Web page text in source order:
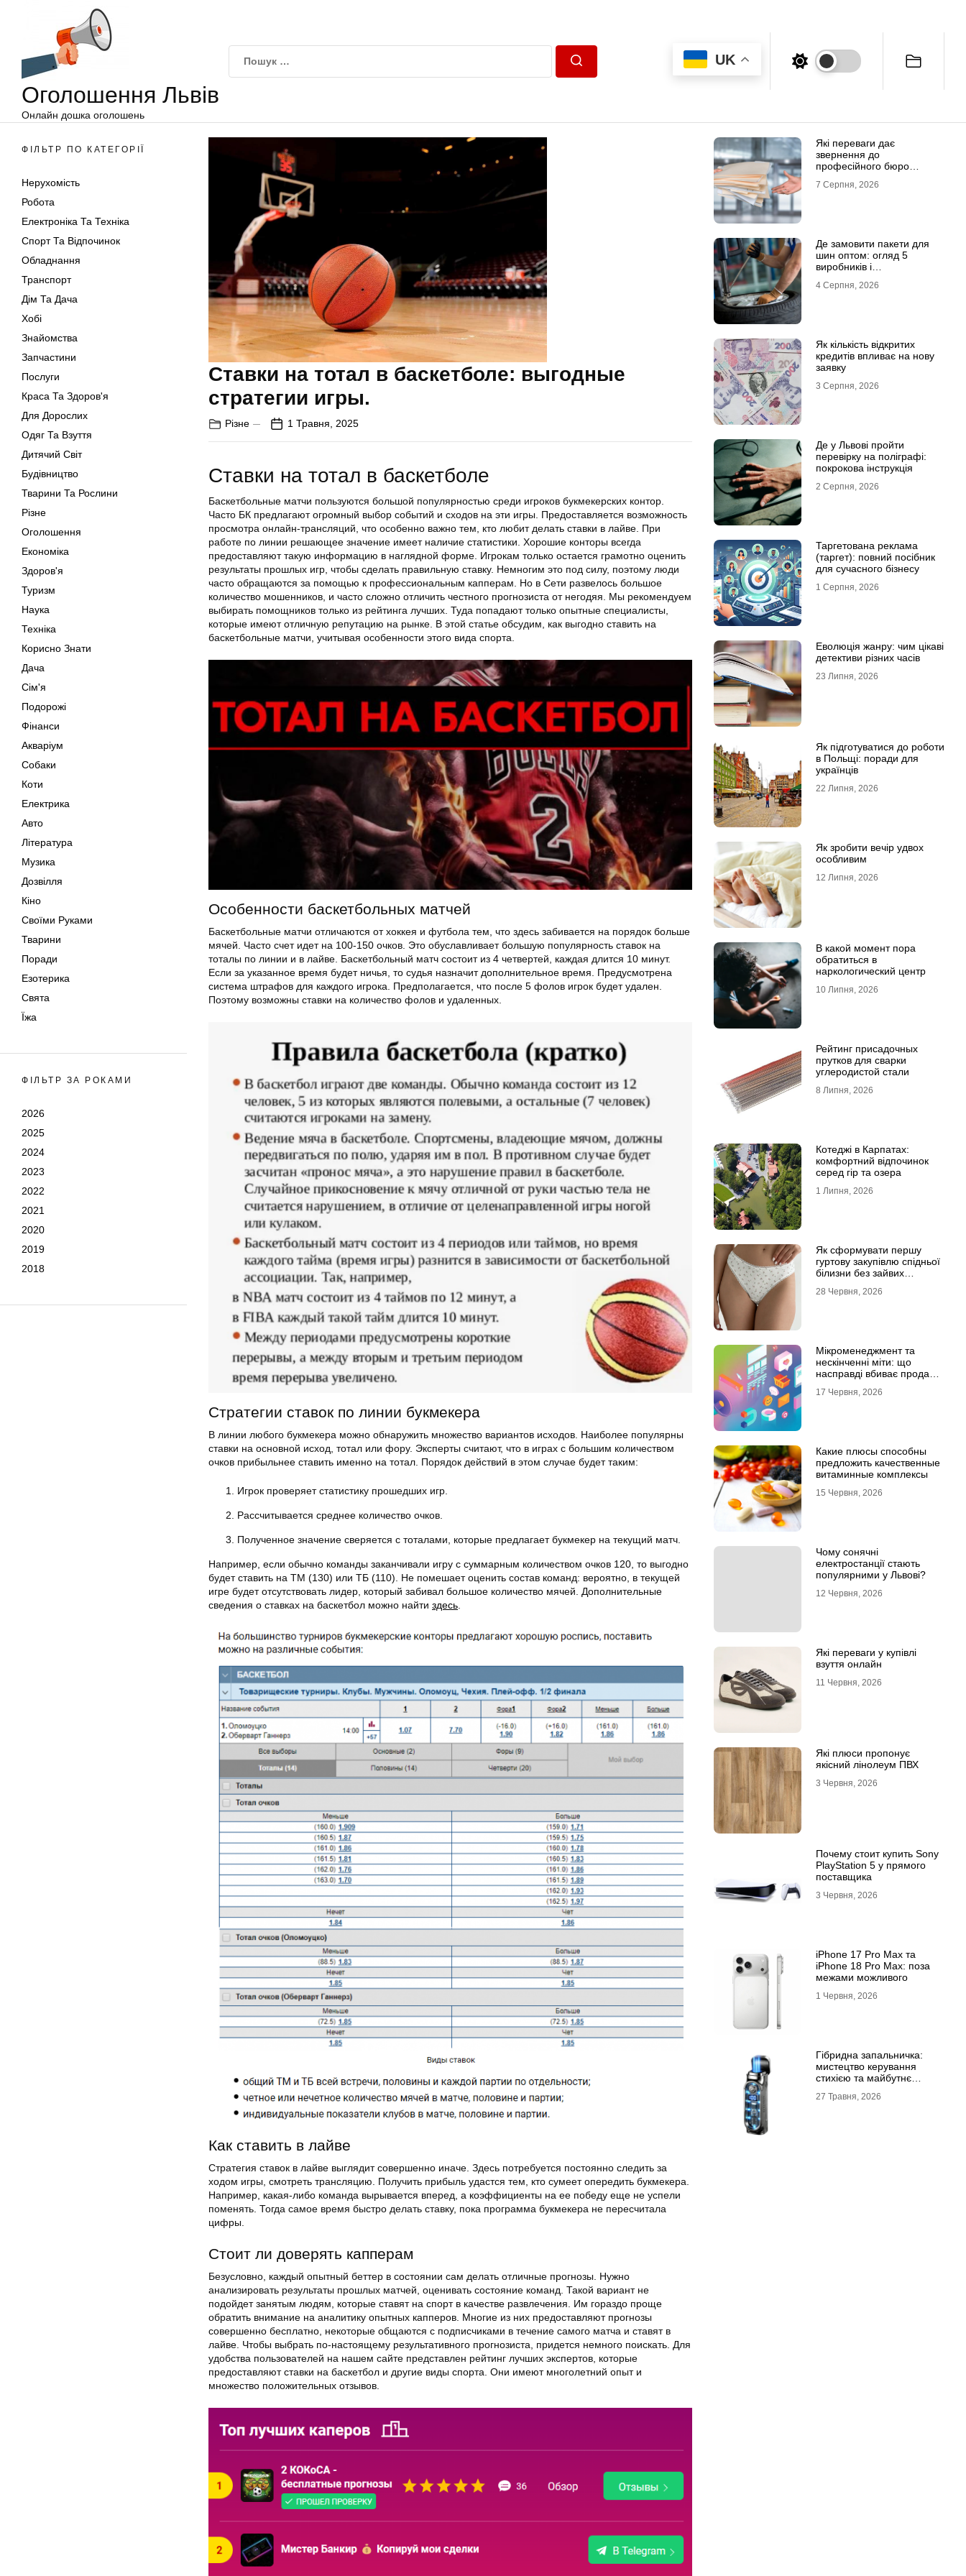
Оголошення Львів
Онлайн дошка оголошень
UK
ФІЛЬТР ПО КАТЕГОРІЇ
Нерухомість
Робота
Електроніка Та Техніка
Спорт Та Відпочинок
Обладнання
Транспорт
Дім Та Дача
Хобі
Знайомства
Запчастини
Послуги
Краса Та Здоров'я
Для Дорослих
Одяг Та Взуття
Дитячий Світ
Будівництво
Тварини Та Рослини
Різне
Оголошення
Економіка
Здоров'я
Туризм
Наука
Техніка
Корисно Знати
Дача
Сім'я
Подорожі
Фінанси
Акваріум
Собаки
Коти
Електрика
Авто
Література
Музика
Дозвілля
Кіно
Своїми Руками
Тварини
Поради
Езотерика
Свята
Їжа
ФІЛЬТР ЗА РОКАМИ
2026
2025
2024
2023
2022
2021
2020
2019
2018
Ставки на тотал в баскетболе: выгодные
стратегии игры.
Різне 1 Травня, 2025
Ставки на тотал в баскетболе
Баскетбольные матчи пользуются большой популярностью среди игроков букмекерских контор.
Часто БК предлагают огромный выбор событий и сходов на эти игры. Предоставляется возможность
просмотра онлайн-трансляций, что особенно важно тем, кто любит делать ставки в лайве. При
работе по линии решающее значение имеет наличие статистики. Хорошие конторы всегда
предоставляют такую информацию в наглядной форме. Игрокам только остается грамотно оценить
результаты прошлых игр, чтобы сделать правильную ставку. Немногим это под силу, поэтому люди
часто обращаются за помощью к профессиональным капперам. Но в Сети развелось большое
количество мошенников, и часто сложно отличить честного прогнозиста от негодяя. Мы рекомендуем
выбирать помощников только из рейтинга лучших. Туда попадают только опытные специалисты,
которые имеют отличную репутацию на рынке. В этой статье обсудим, как выгодно ставить на
баскетбольные матчи, учитывая особенности этого вида спорта.
Особенности баскетбольных матчей
Баскетбольные матчи отличаются от хоккея и футбола тем, что здесь забивается на порядок больше
мячей. Часто счет идет на 100-150 очков. Это обуславливает большую популярность ставок на
тоталы по линии и в лайве. Баскетбольный матч состоит из 4 четвертей, каждая длится 10 минут.
Если за указанное время будет ничья, то судья назначит дополнительное время. Предусмотрена
система штрафов для каждого игрока. Предполагается, что после 5 фолов игрок будет удален.
Поэтому возможны ставки на количество фолов и удаленных.
Стратегии ставок по линии букмекера
В линии любого букмекера можно обнаружить множество вариантов исходов. Наиболее популярны
ставки на основной исход, тотал или фору. Эксперты считают, что в играх с большим количеством
очков прибыльнее ставить именно на тотал. Порядок действий в этом случае будет таким:
Игрок проверяет статистику прошедших игр.
Рассчитывается среднее количество очков.
Полученное значение сверяется с тоталами, которые предлагает букмекер на текущий матч.
Например, если обычно команды заканчивали игру с суммарным количеством очков 120, то выгодно
будет ставить на ТМ (130) или ТБ (110). Не помешает оценить состав команд: вероятно, в текущей
игре будет отсутствовать лидер, который забивал большое количество мячей. Дополнительные
сведения о ставках на баскетбол можно найти здесь
Как ставить в лайве
Стратегия ставок в лайве выглядит совершенно иначе. Здесь потребуется постоянно следить за
ходом игры, смотреть трансляцию. Получить прибыль удастся тем, кто сумеет опередить букмекера.
Например, какая-либо команда вырывается вперед, а коэффициенты на ее победу еще не успели
поменять. Тогда самое время быстро делать ставку, пока программа букмекера не пересчитала
цифры.
Стоит ли доверять капперам
Безусловно, каждый опытный беттер в состоянии сам делать отличные прогнозы. Нужно
анализировать результаты прошлых матчей, оценивать состояние команд. Такой вариант не
подойдет занятым людям, которые ставят на спорт в качестве развлечения. Им гораздо проще
обратить внимание на аналитику опытных капперов. Многие из них предоставляют прогнозы
совершенно бесплатно, некоторые общаются с подписчиками в течение самого матча и ставят в
лайве. Чтобы выбрать по-настоящему результативного прогнозиста, придется немного поискать. Для
удобства пользователей на нашем сайте представлен рейтинг лучших экспертов, которые
предоставляют ставки на баскетбол и другие виды спорта. Они имеют многолетний опыт и
множество положительных отзывов.
Які переваги дає
звернення до
професійного бюро
7 Серпня, 2026
Де замовити пакети для
шин оптом: огляд 5
виробників і
4 Серпня, 2026
Як кількість відкритих
кредитів впливає на нову
заявку
3 Серпня, 2026
Де у Львові пройти
перевірку на поліграфі:
покрокова інструкція
2 Серпня, 2026
Таргетована реклама
(таргет): повний посібник
для сучасного бізнесу
1 Серпня, 2026
Еволюція жанру: чим цікаві
детективи різних часів
23 Липня, 2026
Як підготуватися до роботи
в Польщі: поради для
українців
22 Липня, 2026
Як зробити вечір удвох
особливим
12 Липня, 2026
В какой момент пора
обратиться в
наркологический центр
10 Липня, 2026
Рейтинг присадочных
прутков для сварки
углеродистой стали
8 Липня, 2026
Котеджі в Карпатах:
комфортний відпочинок
серед гір та озера
1 Липня, 2026
Як сформувати першу
гуртову закупівлю спідньої
білизни без зайвих
28 Червня, 2026
Мікроменеджмент та
нескінченні міти: що
насправді вбиває продажі
17 Червня, 2026
Какие плюсы способны
предложить качественные
витаминные комплексы
15 Червня, 2026
Чому сонячні
електростанції стають
популярними у Львові?
12 Червня, 2026
Які переваги у купівлі
взуття онлайн
11 Червня, 2026
Які плюси пропонує
якісний лінолеум ПВХ
3 Червня, 2026
Почему стоит купить Sony
PlayStation 5 у прямого
поставщика
3 Червня, 2026
iPhone 17 Pro Max та
iPhone 18 Pro Max: поза
межами можливого
1 Червня, 2026
Гібридна запальничка:
мистецтво керування
стихією та майбутнє
27 Травня, 2026